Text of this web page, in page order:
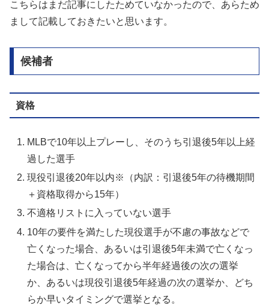
こちらはまだ記事にしたためていなかったので、あらため
まして記載しておきたいと思います。
候補者
資格
MLBで10年以上プレーし、そのうち引退後5年以上経
過した選手
現役引退後20年以内※（内訳：引退後5年の待機期間
＋資格取得から15年）
不適格リストに入っていない選手
10年の要件を満たした現役選手が不慮の事故などで
亡くなった場合、あるいは引退後5年未満で亡くなっ
た場合は、亡くなってから半年経過後の次の選挙
か、あるいは現役引退後5年経過の次の選挙か、どち
らか早いタイミングで選挙となる。